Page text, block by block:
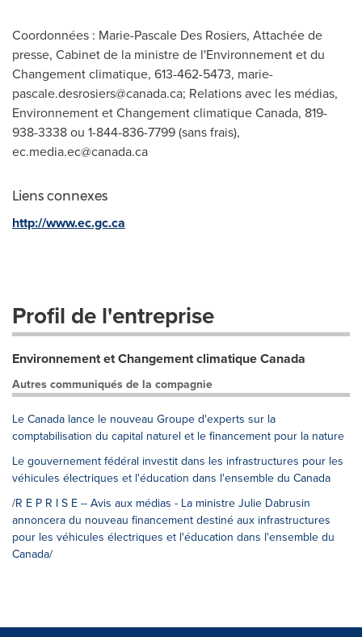
Coordonnées : Marie-Pascale Des Rosiers, Attachée de
presse, Cabinet de la ministre de l'Environnement et du
Changement climatique, 613-462-5473, marie-
pascale.desrosiers@canada.ca; Relations avec les médias,
Environnement et Changement climatique Canada, 819-
938-3338 ou 1-844-836-7799 (sans frais),
ec.media.ec@canada.ca
Liens connexes
http://www.ec.gc.ca
Profil de l'entreprise
Environnement et Changement climatique Canada
Autres communiqués de la compagnie
Le Canada lance le nouveau Groupe d'experts sur la
comptabilisation du capital naturel et le financement pour la nature
Le gouvernement fédéral investit dans les infrastructures pour les
véhicules électriques et l'éducation dans l'ensemble du Canada
/R E P R I S E -- Avis aux médias - La ministre Julie Dabrusin
annoncera du nouveau financement destiné aux infrastructures
pour les véhicules électriques et l'éducation dans l'ensemble du
Canada/